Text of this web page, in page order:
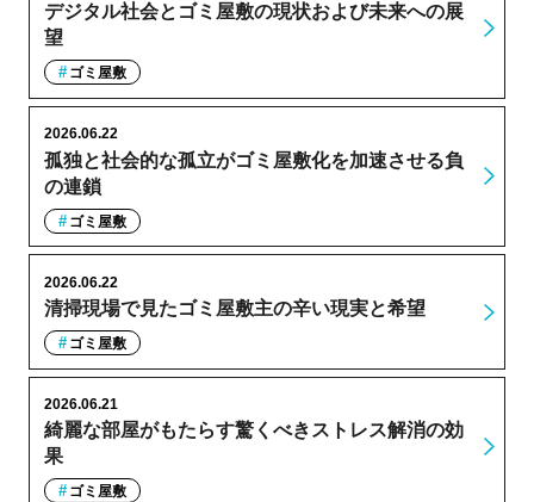
デジタル社会とゴミ屋敷の現状および未来への展
望
ゴミ屋敷
孤独と社会的な孤立がゴミ屋敷化を加速させる負
の連鎖
2026.06.22
ゴミ屋敷
清掃現場で見たゴミ屋敷主の辛い現実と希望
2026.06.22
ゴミ屋敷
綺麗な部屋がもたらす驚くべきストレス解消の効
果
2026.06.21
ゴミ屋敷